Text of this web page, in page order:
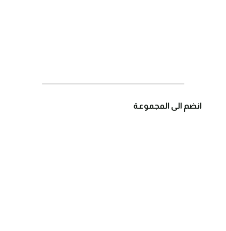
انضم الى المجموعة